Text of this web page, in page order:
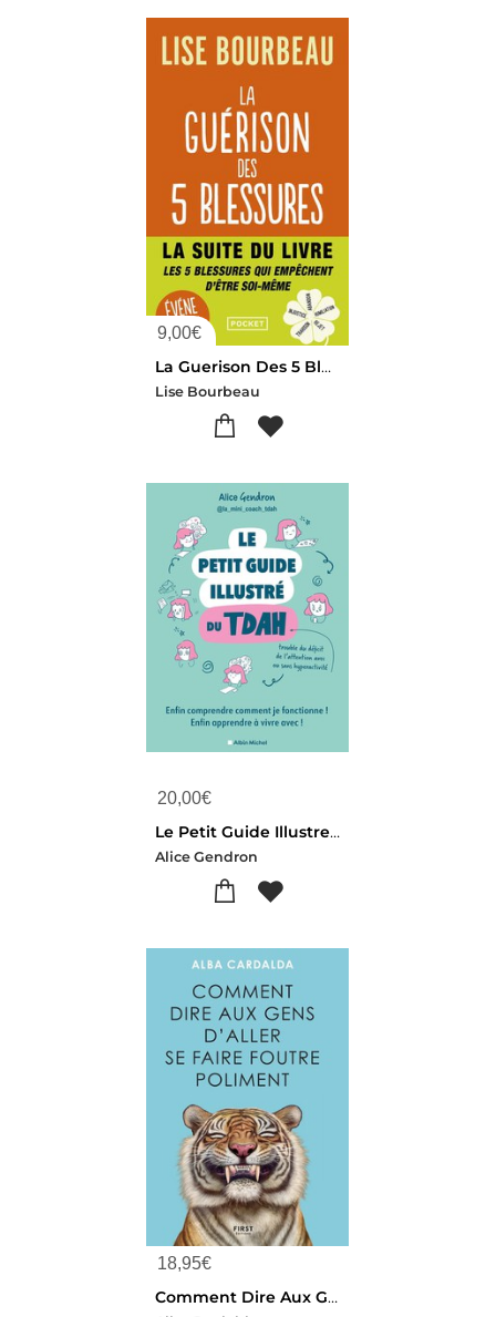
9,00€
La Guerison Des 5 Blessures
Lise Bourbeau
20,00€
Le Petit Guide Illustre Du Tdah : Enfin Comprendre Comment Je Fonctionne ! Enfin Apprendre A Vivre Avec !
Alice Gendron
18,95€
Comment Dire Aux Gens D'aller Se Faire Foutre Poliment